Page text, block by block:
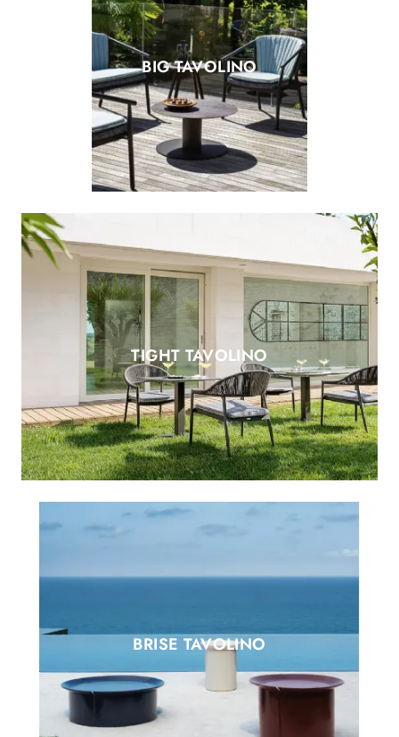
BIG TAVOLINO
TIGHT TAVOLINO
BRISE TAVOLINO